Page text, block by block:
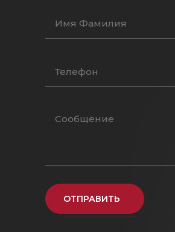
ОТПРАВИТЬ